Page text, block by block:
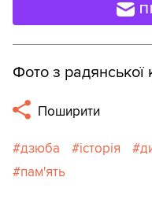
Фото з радянської
Поширити
дзюба історія
пам'ять